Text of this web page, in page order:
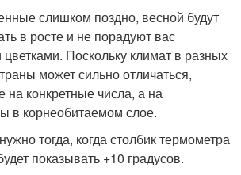
слишком поздно, весной будут
в росте и не порадуют вас
Поскольку климат в разных
может сильно отличаться,
на конкретные числа, а на
в корнеобитаемом слое.
тогда, когда столбик термометра
показывать +10 градусов.